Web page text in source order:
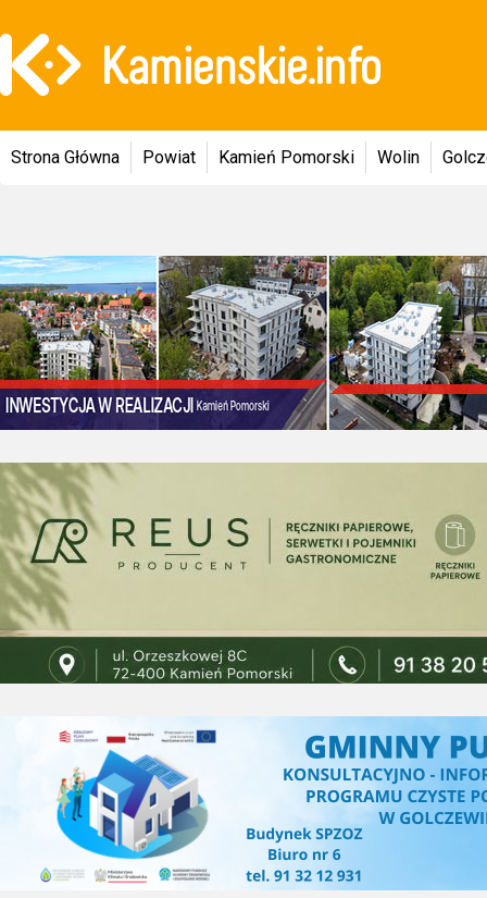
Strona Główna Powiat Kamień Pomorski Wolin